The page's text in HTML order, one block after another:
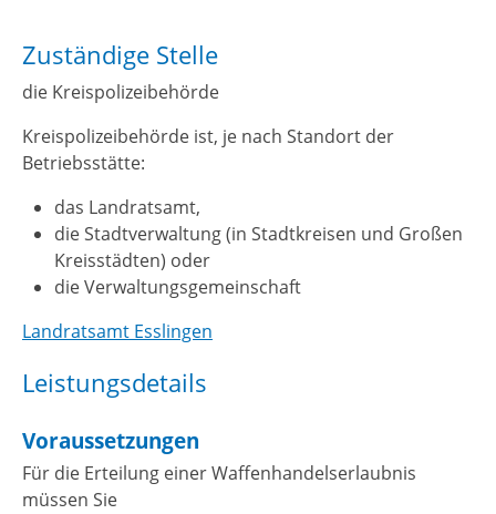
Zuständige Stelle
die Kreispolizeibehörde
Kreispolizeibehörde ist, je nach Standort der
Betriebsstätte:
das Landratsamt,
die Stadtverwaltung (in Stadtkreisen und Großen
Kreisstädten) oder
die Verwaltungsgemeinschaft
Landratsamt Esslingen
Leistungsdetails
Voraussetzungen
Für die Erteilung einer Waffenhandelserlaubnis
müssen Sie